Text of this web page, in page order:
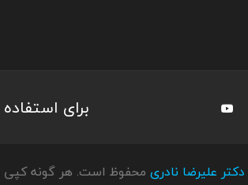
برای
دکتر علیرضا نادری محفوظ است. هر گونه کپی